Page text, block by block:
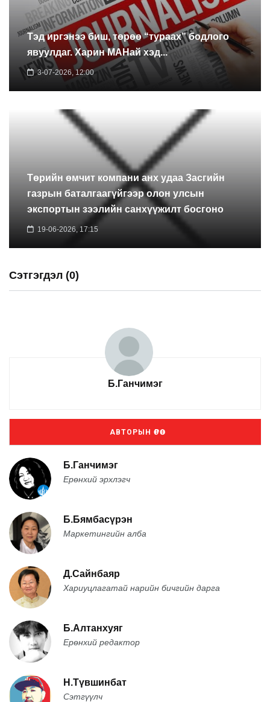
Тэд иргэнээ биш, төрөө “тураах” бодлого
явуулдаг. Харин МАНай хэд...
3-07-2026, 12:00
Төрийн өмчит компани анх удаа Засгийн
газрын баталгаагүйгээр олон улсын
экспортын зээлийн санхүүжилт босгоно
19-06-2026, 17:15
Сэтгэгдэл (0)
Б.Ганчимэг
АВТОРЫН ӨРӨӨ
Б.Ганчимэг
Ерөнхий эрхлэгч
Б.Бямбасүрэн
Маркетингийн алба
Д.Сайнбаяр
Хариуцлагатай нарийн бичгийн дарга
Б.Алтанхуяг
Ерөнхий редактор
Н.Түвшинбат
Сэтгүүлч